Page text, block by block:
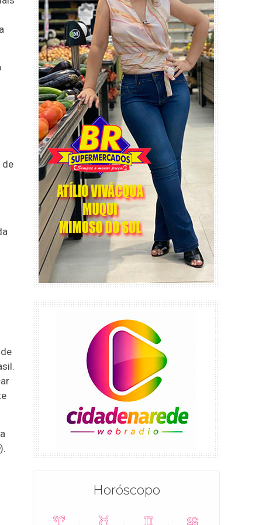
de
).
Horóscopo